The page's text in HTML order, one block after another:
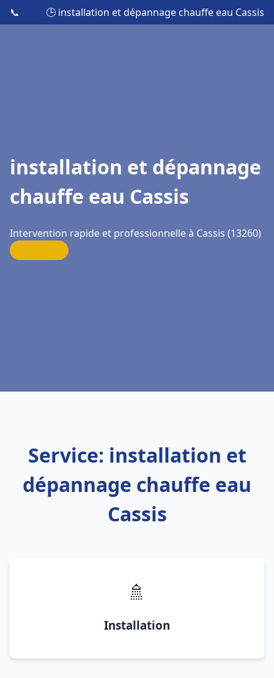
📞 🕒 installation et dépannage chauffe eau Cassis
installation et dépannage
chauffe eau Cassis
Intervention rapide et professionnelle à Cassis (13260)
Service: installation et
dépannage chauffe eau
Cassis
🚿
Installation